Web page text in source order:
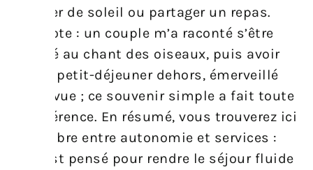
coucher de soleil ou partager un repas.
Anecdote : un couple m’a raconté s’être
réveillé au chant des oiseaux, puis avoir
pris le petit-déjeuner dehors, émerveillé
par la vue ; ce souvenir simple a fait toute
la différence. En résumé, vous trouverez ici
l’équilibre entre autonomie et services :
tout est pensé pour rendre le séjour fluide